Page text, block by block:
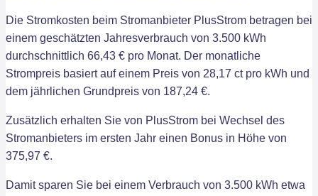
Die Stromkosten beim Stromanbieter PlusStrom betragen bei
einem geschätzten Jahresverbrauch von 3.500 kWh
durchschnittlich 66,43 € pro Monat. Der monatliche
Strompreis basiert auf einem Preis von 28,17 ct pro kWh und
dem jährlichen Grundpreis von 187,24 €.
Zusätzlich erhalten Sie von PlusStrom bei Wechsel des
Stromanbieters im ersten Jahr einen Bonus in Höhe von
375,97 €.
Damit sparen Sie bei einem Verbrauch von 3.500 kWh etwa